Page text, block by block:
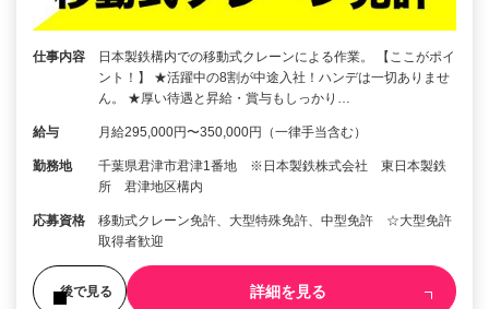
仕事内容
日本製鉄構内での移動式クレーンによる作業。 【ここがポイ
ント！】 ★活躍中の8割が中途入社！ハンデは一切ありませ
ん。 ★厚い待遇と昇給・賞与もしっかり…
給与 月給295,000円〜350,000円（一律手当含む）
勤務地
千葉県君津市君津1番地 ※日本製鉄株式会社 東日本製鉄
所 君津地区構内
応募資格
移動式クレーン免許、大型特殊免許、中型免許 ☆大型免許
取得者歓迎
後で見る 詳細を見る